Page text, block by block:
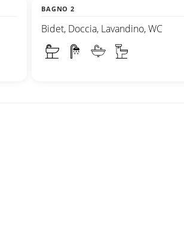
BAGNO 2
Bidet, Doccia, Lavandino, WC